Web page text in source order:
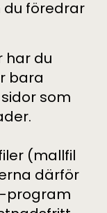
föredrar
har du
bara
som
(mallfil
därför
program